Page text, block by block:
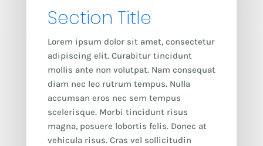
Section Title
Lorem ipsum dolor sit amet, consectetur
adipiscing elit. Curabitur tincidunt
mollis ante non volutpat. Nam consequat
diam nec leo rutrum tempus. Nulla
accumsan eros nec sem tempus
scelerisque. Morbi tincidunt risus
magna, posuere lobortis felis. Donec at
vehicula risus. Cras vel sollicitudin